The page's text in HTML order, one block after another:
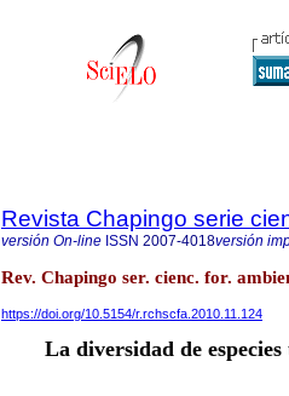
Revista Chapingo serie
versión On-line ISSN 2007-4018versión
Rev. Chapingo ser. cienc. for.
https://doi.org/10.5154/r.rchscfa.2010.11.124
La diversidad de